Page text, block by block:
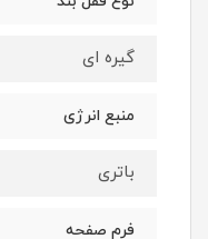
گیره ای
منبع انرژی
باتری
فرم صفحه